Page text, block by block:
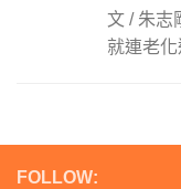
文 / 朱志
就連老
FOLLOW: